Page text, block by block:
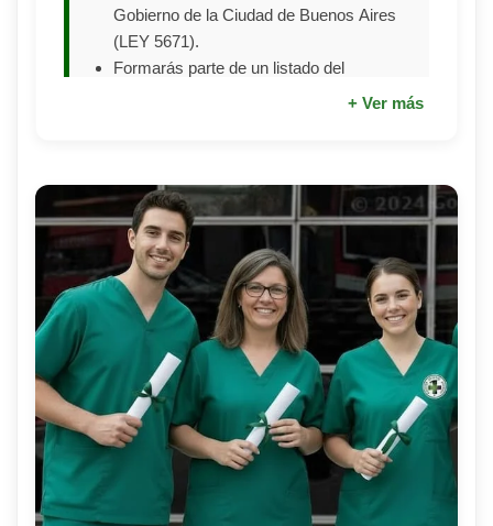
Gobierno de la Ciudad de Buenos Aires
(LEY 5671).
Formarás parte de un listado del
Domiciliarios (LEY 10.633) dependiente
de la Dirección Nacional de Políticas
para Adultos Mayores (DINAPAM).
+ Ver más